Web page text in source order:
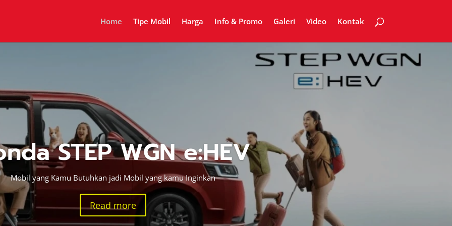
Home Tipe Mobil Harga Info & Promo Galeri Video Kontak
STEP WGN e:HEV
Mobil yang Kamu Butuhkan jadi Mobil yang kamu Inginkan
Read more